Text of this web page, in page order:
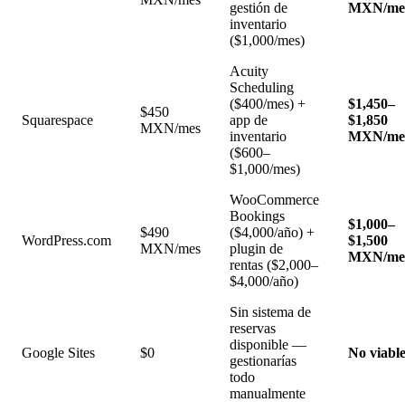
gestión de
inventario
($1,000/mes)
MXN/
Squarespace
$450
MXN/mes
Acuity
Scheduling
($400/mes) +
app de
inventario
($600–
$1,000/mes)
$1,450–
$1,850
MXN/
WordPress.com
$490
MXN/mes
WooCommerce
Bookings
($4,000/año) +
plugin de
rentas ($2,000–
$4,000/año)
$1,000–
$1,500
MXN/
Google Sites $0
Sin sistema de
reservas
disponible —
gestionarías
todo
manualmente
No viable